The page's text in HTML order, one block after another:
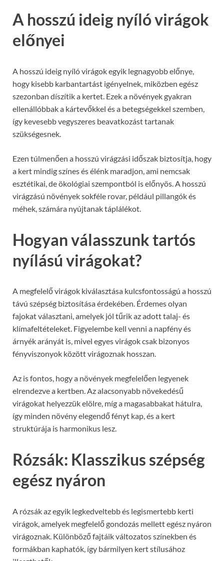
A hosszú ideig nyíló virágok
előnyei
A hosszú ideig nyíló virágok egyik legnagyobb előnye,
hogy kisebb karbantartást igényelnek, miközben egész
szezonban díszítik a kertet. Ezek a növények gyakran
ellenállóbbak a kártevőkkel és a betegségekkel szemben,
így kevesebb vegyszeres beavatkozást tartanak
szükségesnek.
Ezen túlmenően a hosszú virágzási időszak biztosítja, hogy
a kert mindig színes és élénk maradjon, ami nemcsak
esztétikai, de ökológiai szempontból is előnyös. A hosszú
virágzású növények sokféle rovar, például pillangók és
méhek, számára nyújtanak táplálékot.
Hogyan válasszunk tartós
nyílású virágokat?
A megfelelő virágok kiválasztása kulcsfontosságú a hosszú
távú szépség biztosítása érdekében. Érdemes olyan
fajokat választani, amelyek jól tűrik az adott talaj- és
klímafeltételeket. Figyelembe kell venni a napfény és
árnyék arányát is, mivel egyes virágok csak bizonyos
fényviszonyok között virágoznak hosszan.
Az is fontos, hogy a növények megfelelően legyenek
elrendezve a kertben. Az alacsonyabb növekedésű
virágokat helyezzük elölre, míg a magasabbakat hátulra,
így minden növény elegendő fényt kap, és a kert
struktúrája is harmonikus lesz.
Rózsák: Klasszikus szépség
egész nyáron
A rózsák az egyik legkedveltebb és legismertebb kerti
virágok, amelyek megfelelő gondozás mellett egész nyáron
virágoznak. Különböző fajtáik változatos színekben és
formákban kaphatók, így bármilyen kert stílusához